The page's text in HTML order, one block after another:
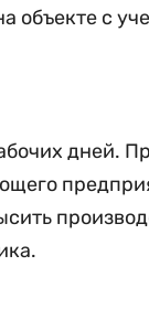
объекте с
дней.